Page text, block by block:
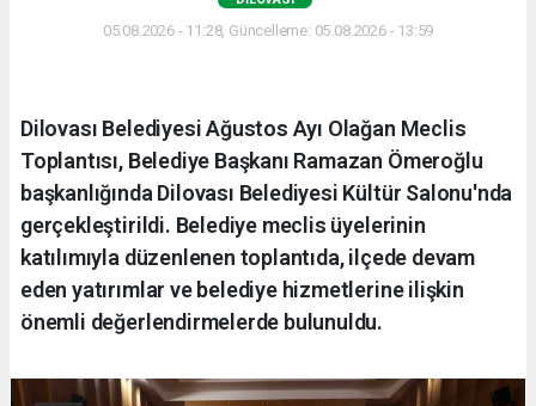
05.08.2026 - 11:28, Güncelleme: 05.08.2026 - 13:59
Dilovası Belediyesi Ağustos Ayı Olağan Meclis
Toplantısı, Belediye Başkanı Ramazan Ömeroğlu
başkanlığında Dilovası Belediyesi Kültür Salonu'nda
gerçekleştirildi. Belediye meclis üyelerinin
katılımıyla düzenlenen toplantıda, ilçede devam
eden yatırımlar ve belediye hizmetlerine ilişkin
önemli değerlendirmelerde bulunuldu.